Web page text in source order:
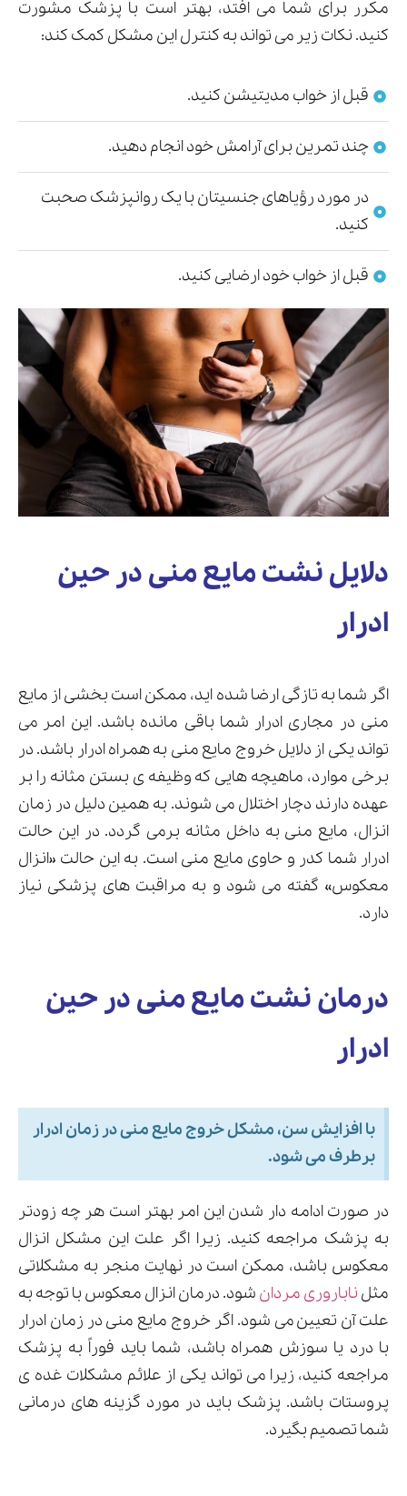
مکرر برای شما می افتد، بهتر است با پزشک مشورت
کنید. نکات زیر می تواند به کنترل این مشکل کمک کند:
قبل از خواب مدیتیشن کنید.
چند تمرین برای آرامش خود انجام دهید.
در مورد رؤیاهای جنسیتان با یک روانپزشک صحبت
کنید.
قبل از خواب خود ارضایی کنید.
دلایل نشت مایع منی در حین
ادرار
اگر شما به تازگی ارضا شده اید، ممکن است بخشی از مایع
منی در مجاری ادرار شما باقی مانده باشد. این امر می
تواند یکی از دلایل خروج مایع منی به همراه ادرار باشد. در
برخی موارد، ماهیچه هایی که وظیفه ی بستن مثانه را بر
عهده دارند دچار اختلال می شوند. به همین دلیل در زمان
انزال، مایع منی به داخل مثانه برمی گردد. در این حالت
ادرار شما کدر و حاوی مایع منی است. به این حالت «انزال
معکوس» گفته می شود و به مراقبت های پزشکی نیاز
دارد.
درمان نشت مایع منی در حین
ادرار
با افزایش سن، مشکل خروج مایع منی در زمان ادرار
برطرف می شود.
در صورت ادامه دار شدن این امر بهتر است هر چه زودتر
به پزشک مراجعه کنید. زیرا اگر علت این مشکل انزال
معکوس باشد، ممکن است در نهایت منجر به مشکلاتی
مثل ناباروری مردان شود. درمان انزال معکوس با توجه به
علت آن تعیین می شود. اگر خروج مایع منی در زمان ادرار
با درد یا سوزش همراه باشد، شما باید فوراً به پزشک
مراجعه کنید، زیرا می تواند یکی از علائم مشکلات غده ی
پروستات باشد. پزشک باید در مورد گزینه های درمانی
شما تصمیم بگیرد.